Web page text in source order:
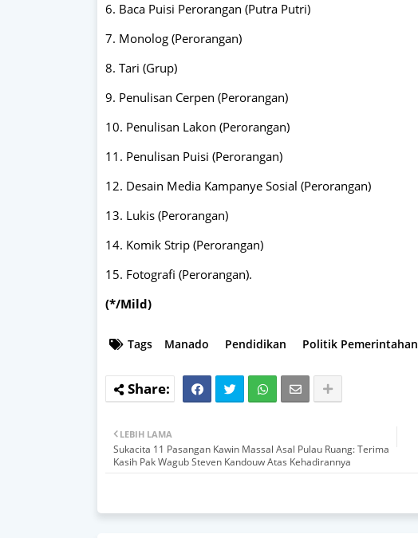
6. Baca Puisi Perorangan (Putra Putri)
7. Monolog (Perorangan)
8. Tari (Grup)
9. Penulisan Cerpen (Perorangan)
10. Penulisan Lakon (Perorangan)
11. Penulisan Puisi (Perorangan)
12. Desain Media Kampanye Sosial (Perorangan)
13. Lukis (Perorangan)
14. Komik Strip (Perorangan)
15. Fotografi (Perorangan).
(*/Mild)
Tags Manado Pendidikan Politik Pemerintahan
LEBIH LAMA
Sukacita 11 Pasangan Kawin Massal Asal Pulau Ruang: Terima
Kasih Pak Wagub Steven Kandouw Atas Kehadirannya